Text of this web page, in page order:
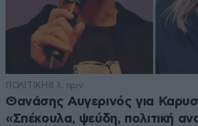
ΠΟΛΙΤΙΚΗ 8 λ. πριν
Θανάσης Αυγερινός για
«Σπέκουλα, ψεύδη, πολιτική